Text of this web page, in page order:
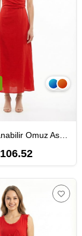
Lady Ayarlanabilir Omuz Askılı V Yaka Uzun Müslin Elbise Kırmızı Krmz